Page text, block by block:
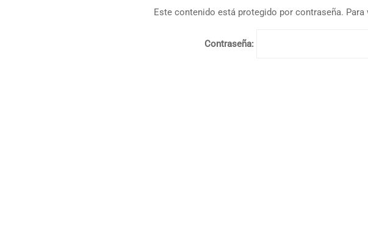
Este contenido está protegido por contraseña.
Contraseña: